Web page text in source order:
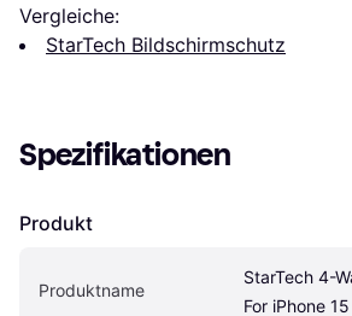
Vergleiche:
StarTech Bildschirmschutz
Spezifikationen
Produkt
Produktname
StarTech 4-
For iPhone 15